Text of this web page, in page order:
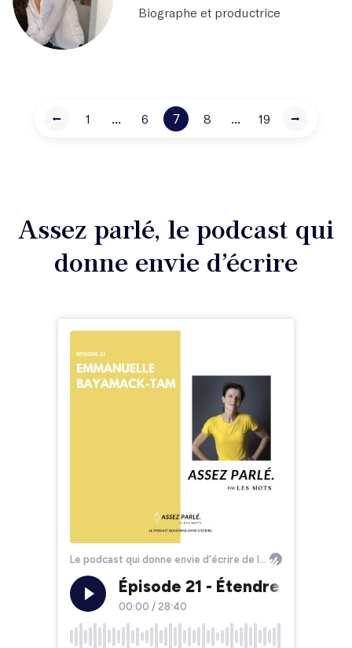
Biographe et productrice
⭠ 1 ... 6 7 8 ... 19 ⭢
Assez parlé, le podcast qui
donne envie d’écrire